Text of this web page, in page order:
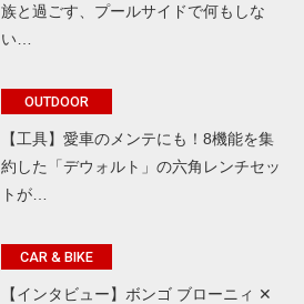
族と過ごす、プールサイドで何もしな
い…
OUTDOOR
【工具】愛車のメンテにも！8機能を集
約した「デウォルト」の六角レンチセッ
トが…
CAR & BIKE
【インタビュー】ボンゴ ブローニィ ✕